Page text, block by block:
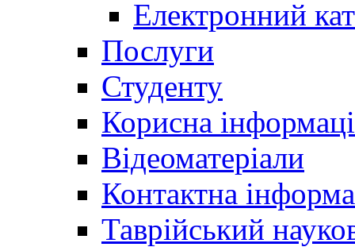
Електронний
Послуги
Студенту
Корисна
Відеоматеріали
Контактна
Таврійський